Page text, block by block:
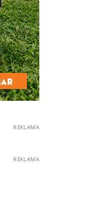
REKLAMA
REKLAMA